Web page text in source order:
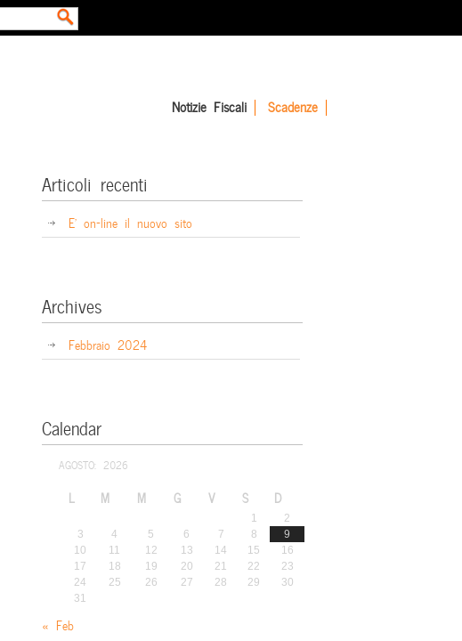
Notizie Fiscali Scadenze
Articoli recenti
E’ on-line il nuovo sito
Archives
Febbraio 2024
Calendar
AGOSTO: 2026
L M M G V S D
1
2
3
4 5 6 7 8
9
10
11 12 13 14 15
16
17
18 19 20 21 22
23
24
25 26 27 28 29
30
31
« Feb